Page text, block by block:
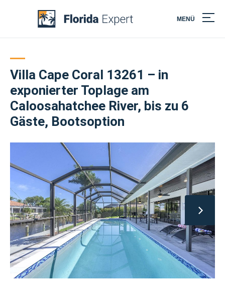
MENÜ
Skip
content
Villa Cape Coral 13261 – in
exponierter Toplage am
Caloosahatchee River, bis zu 6
Gäste, Bootsoption